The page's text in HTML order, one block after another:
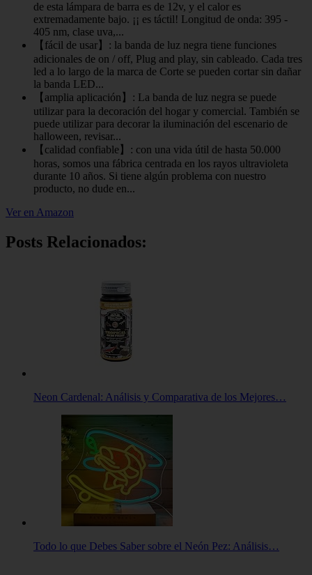
de esta lámpara de barra es de 12v, y el calor es
extremadamente bajo. ¡¡ es táctil! Longitud de onda: 395 -
405 nm, clase uva,...
【fácil de usar】: la banda de luz negra tiene funciones
adicionales de on / off, Plug and play, sin cableado. Cada tres
led a lo largo de la marca de Corte se pueden cortar sin dañar
la banda LED...
【amplia aplicación】: La banda de luz negra se puede
utilizar para la decoración del hogar y comercial. También se
puede utilizar para decorar la iluminación del escenario de
halloween, revisar...
【calidad confiable】: con una vida útil de hasta 50.000
horas, somos una fábrica centrada en los rayos ultravioleta
durante 10 años. Si tiene algún problema con nuestro
producto, no dude en...
Ver en Amazon
Posts Relacionados:
Neon Cardenal: Análisis y Comparativa de los Mejores…
Todo lo que Debes Saber sobre el Neón Pez: Análisis…